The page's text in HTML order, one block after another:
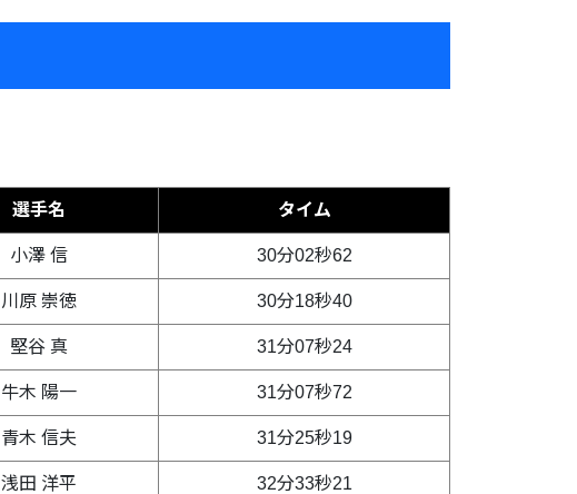
選手名 タイム
小澤 信 30分02秒62
川原 崇徳 30分18秒40
堅谷 真 31分07秒24
牛木 陽一 31分07秒72
青木 信夫 31分25秒19
浅田 洋平 32分33秒21